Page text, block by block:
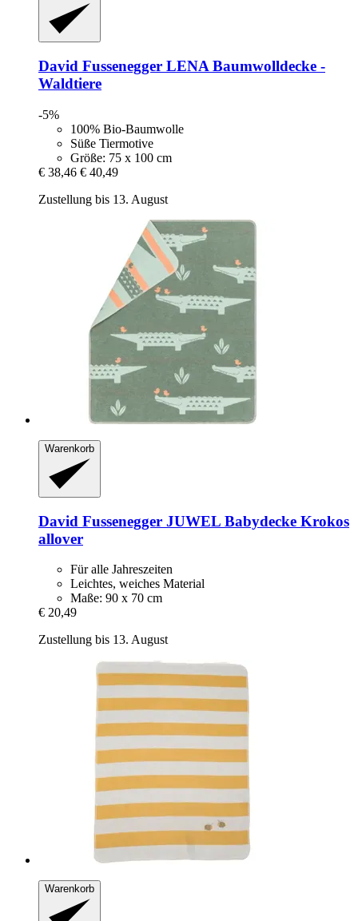
David Fussenegger LENA Baumwolldecke -​
Waldtiere
-5%
100% Bio-Baumwolle
Süße Tiermotive
Größe: 75 x 100 cm
€ 38,46 € 40,49
Zustellung bis 13. August
Warenkorb
David Fussenegger JUWEL Babydecke Krokos
allover
Für alle Jahreszeiten
Leichtes, weiches Material
Maße: 90 x 70 cm
€ 20,49
Zustellung bis 13. August
Warenkorb